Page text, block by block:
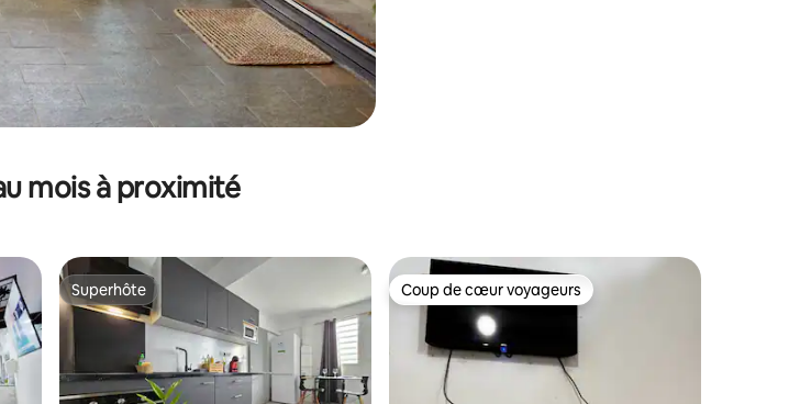
mois à proximité
Superhôte
Superhôte Coup de cœur voyageurs
Coup de cœur voyageurs